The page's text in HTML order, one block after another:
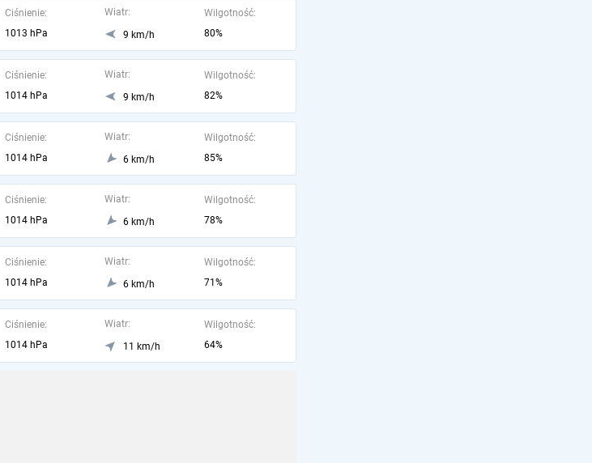
Ciśnienie:
1013 hPa
Wiatr:
9 km/h
Wilgotność:
80%
Ciśnienie:
1014 hPa
Wiatr:
9 km/h
Wilgotność:
82%
Ciśnienie:
1014 hPa
Wiatr:
6 km/h
Wilgotność:
85%
Ciśnienie:
1014 hPa
Wiatr:
6 km/h
Wilgotność:
78%
Ciśnienie:
1014 hPa
Wiatr:
6 km/h
Wilgotność:
71%
Ciśnienie:
1014 hPa
Wiatr:
11 km/h
Wilgotność:
64%